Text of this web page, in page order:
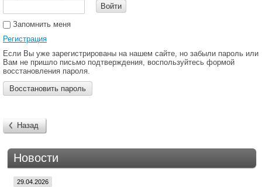
Новости
29.04.2026
Войти
Запомнить меня
Регистрация
Если Вы уже зарегистрированы на нашем сайте, но забыли пароль или
Вам не пришло письмо подтверждения, воспользуйтесь формой
восстановления пароля.
Восстановить пароль
Назад